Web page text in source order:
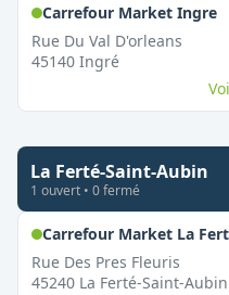
Carrefour Market Ingre,
Rue Du Val D'orleans
45140 Ingré
La Ferté-Saint-Aubin
1 ouvert • 0fermé
Carrefour Market La
Rue Des Pres Fleuris
45240 La Ferté-Saint-Aubin